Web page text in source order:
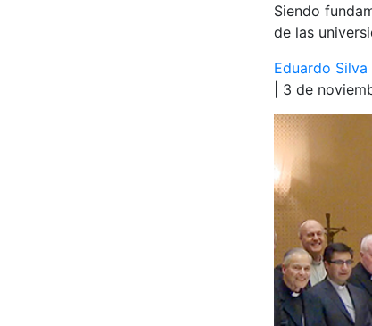
Siendo
de las
Eduardo Silva
| 3 de